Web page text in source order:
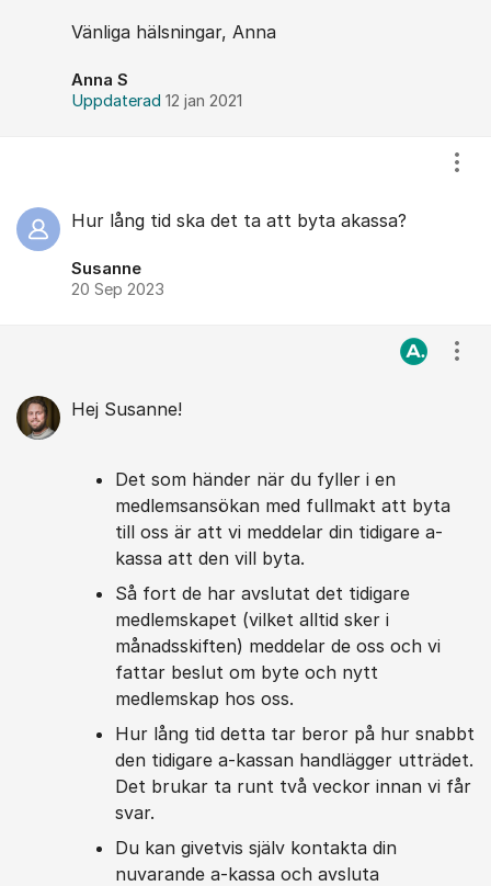
Vänliga hälsningar, Anna
Anna S
Uppdaterad 12 jan 2021
Hur lång tid ska det ta att byta akassa?
Susanne
20 Sep 2023
Hej Susanne!
Det som händer när du fyller i en
medlemsansökan med fullmakt att byta
till oss är att vi meddelar din tidigare a-
kassa att den vill byta.
Så fort de har avslutat det tidigare
medlemskapet (vilket alltid sker i
månadsskiften) meddelar de oss och vi
fattar beslut om byte och nytt
medlemskap hos oss.
Hur lång tid detta tar beror på hur snabbt
den tidigare a-kassan handlägger utträdet.
Det brukar ta runt två veckor innan vi får
svar.
Du kan givetvis själv kontakta din
nuvarande a-kassa och avsluta